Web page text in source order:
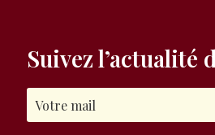
Suivez l’actualité